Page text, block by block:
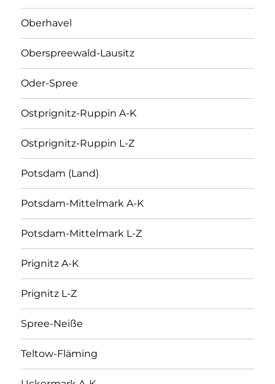
Oberhavel
Oberspreewald-Lausitz
Oder-Spree
Ostprignitz-Ruppin A-K
Ostprignitz-Ruppin L-Z
Potsdam (Land)
Potsdam-Mittelmark A-K
Potsdam-Mittelmark L-Z
Prignitz A-K
Prignitz L-Z
Spree-Neiße
Teltow-Fläming